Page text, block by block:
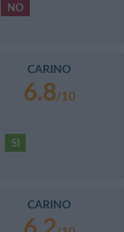
NO
CARINO
6.8/10
SI
CARINO
6.2